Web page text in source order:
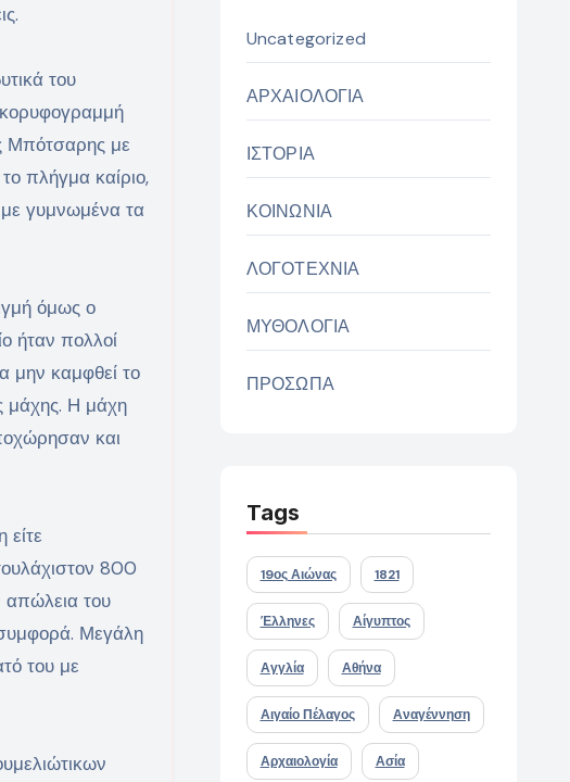
του
κορυφογραμμή
Μπότσαρης με
πλήγμα καίριο,
γυμνωμένα τα
όμως ο
ήταν πολλοί
μην καμφθεί το
μάχης. Η μάχη
και
800
απώλεια του
Μεγάλη
του με
Uncategorized
ΑΡΧΑΙΟΛΟΓΙΑ
ΙΣΤΟΡΙΑ
ΚΟΙΝΩΝΙΑ
ΛΟΓΟΤΕΧΝΙΑ
ΜΥΘΟΛΟΓΙΑ
ΠΡΟΣΩΠΑ
Tags
19ος Αιώνας 1821
Έλληνες Αίγυπτος
Αγγλία Αθήνα
Αιγαίο Πέλαγος Αναγέννηση
Αρχαιολογία Ασία